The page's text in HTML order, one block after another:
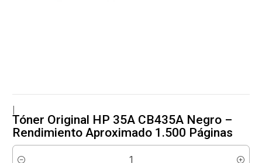
Tóner Original HP 35A CB435A Negro –
Rendimiento Aproximado 1.500 Páginas